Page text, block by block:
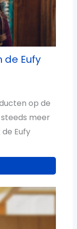
de Eufy
op de
meer
Eufy